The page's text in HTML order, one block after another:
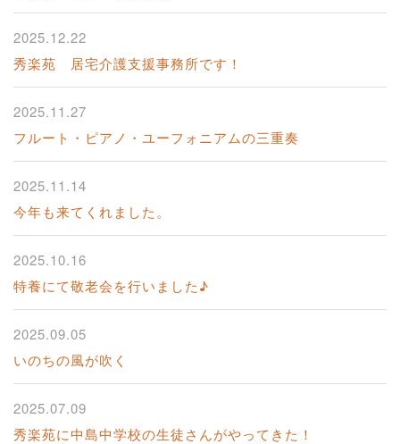
2025.12.22
秀楽苑 居宅介護支援事務所です！
2025.11.27
フルート・ピアノ・ユーフォニアムの三重奏
2025.11.14
今年も来てくれました。
2025.10.16
特養にて敬老会を行いました♪
2025.09.05
いのちの風が吹く
2025.07.09
秀楽苑に中島中学校の生徒さんがやってきた！